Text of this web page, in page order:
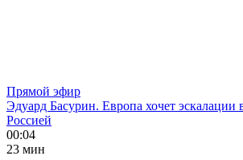
Прямой эфир
Эдуард Басурин. Европа хочет эскалации
Россией
00:04
23 мин